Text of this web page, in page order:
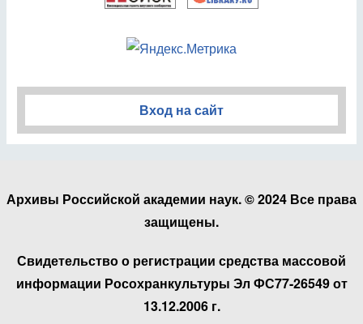
Вход на сайт
Архивы Российской академии наук. © 2024 Все права
защищены.
Свидетельство о регистрации средства массовой
информации Росохранкультуры Эл ФС77-26549 от
13.12.2006 г.